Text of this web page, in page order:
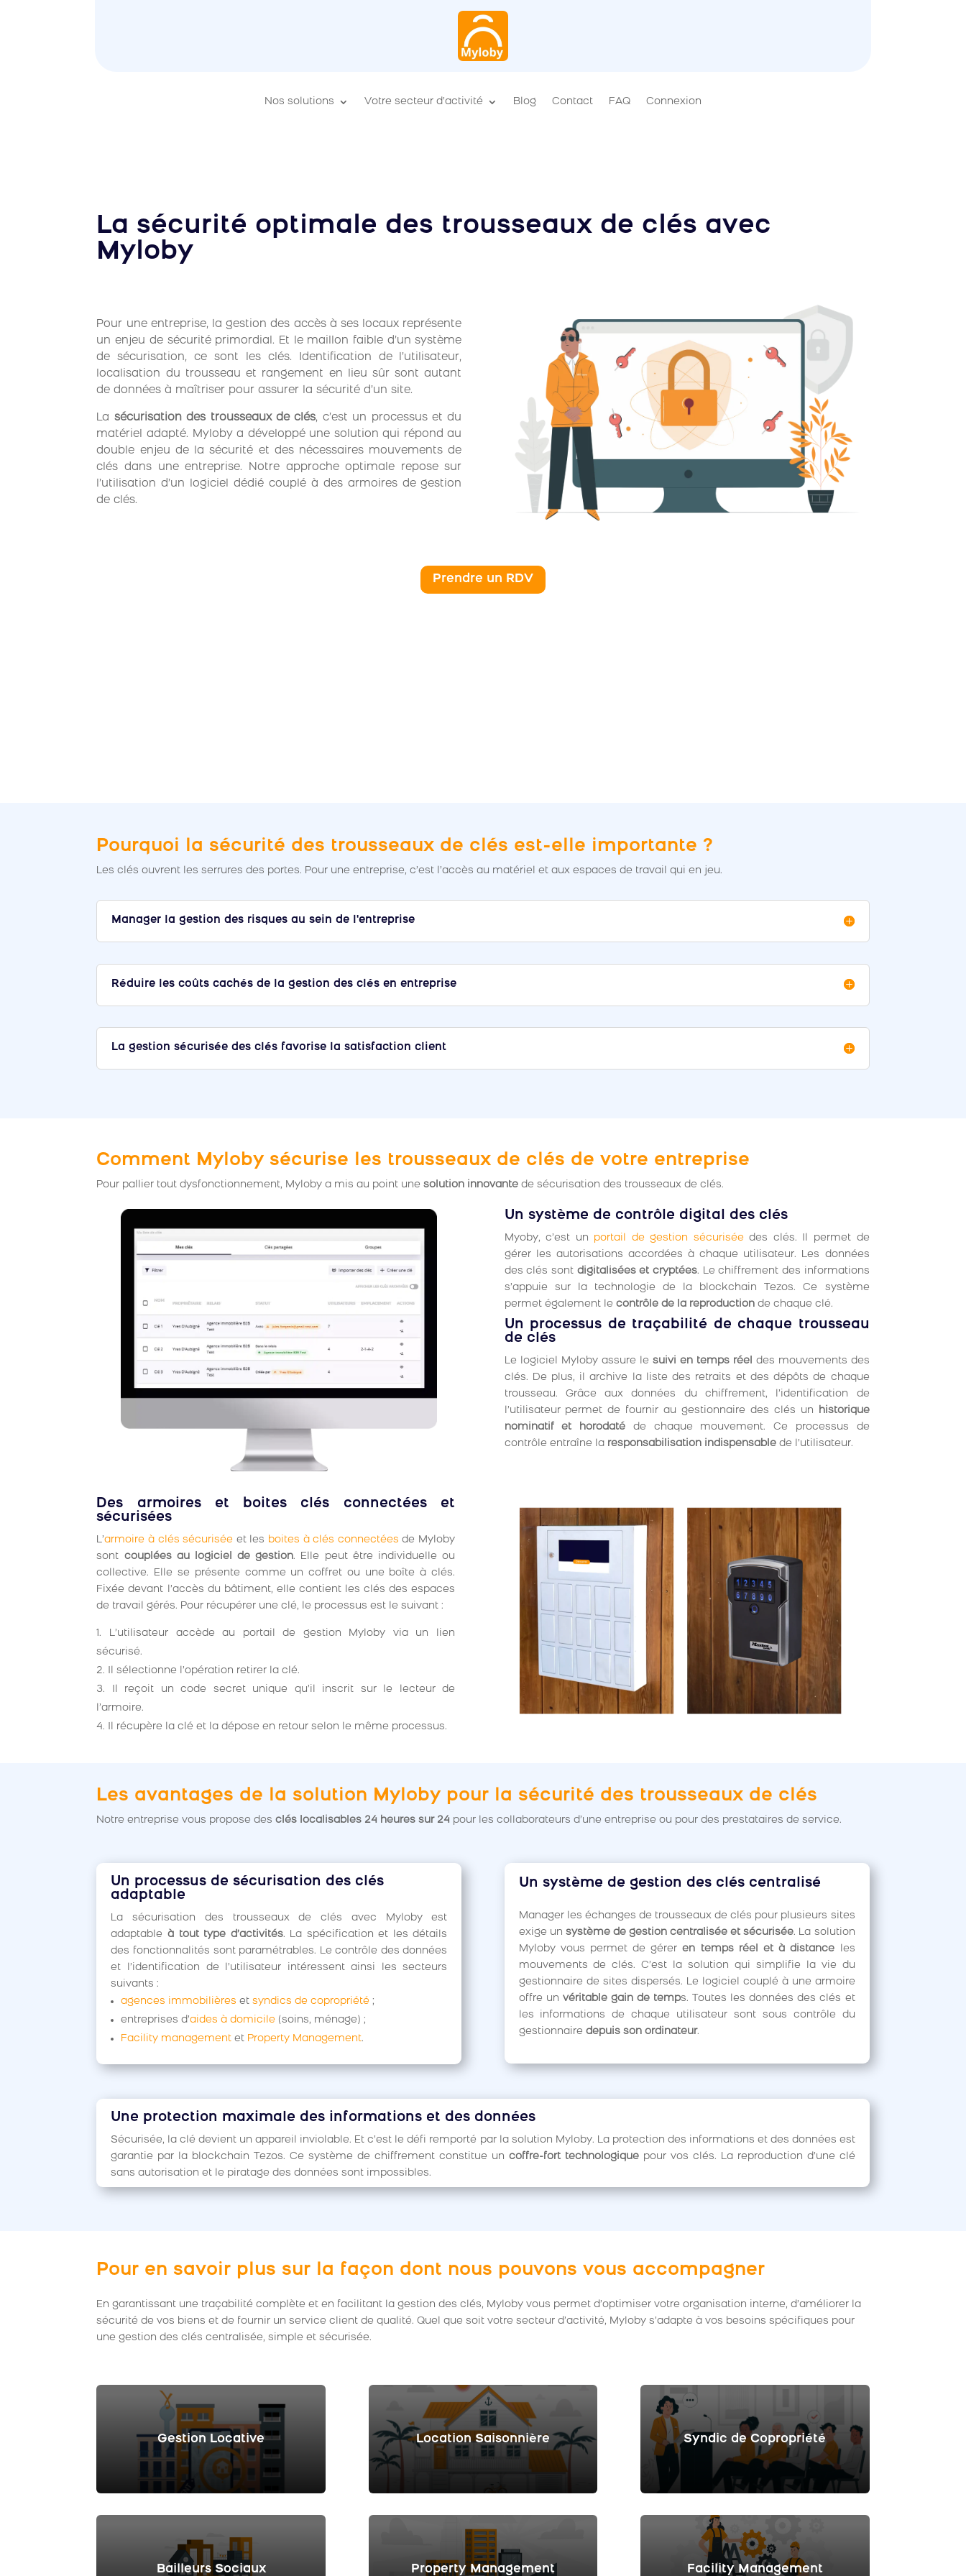
Nos solutions Votre secteur d’activité Blog Contact FAQ Connexion
La sécurité optimale des trousseaux de clés avec
Myloby
Pour une entreprise, la gestion des accès à ses locaux représente
un enjeu de sécurité primordial. Et le maillon faible d’un système
de sécurisation, ce sont les clés. Identification de l’utilisateur,
localisation du trousseau et rangement en lieu sûr sont autant
de données à maîtriser pour assurer la sécurité d’un site.
La sécurisation des trousseaux de clés, c’est un processus et du
matériel adapté. Myloby a développé une solution qui répond au
double enjeu de la sécurité et des nécessaires mouvements de
clés dans une entreprise. Notre approche optimale repose sur
l’utilisation d’un logiciel dédié couplé à des armoires de gestion
de clés.
Prendre un RDV
Pourquoi la sécurité des trousseaux de clés est-elle importante ?
Les clés ouvrent les serrures des portes. Pour une entreprise, c’est l’accès au matériel et aux espaces de travail qui en jeu.
Manager la gestion des risques au sein de l'entreprise
Réduire les coûts cachés de la gestion des clés en entreprise
La gestion sécurisée des clés favorise la satisfaction client
Comment Myloby sécurise les trousseaux de clés de votre entreprise
Pour pallier tout dysfonctionnement, Myloby a mis au point unesolution innovante de sécurisation des trousseaux de clés.
Un système de contrôle digital des clés
Myoby, c’est un portail de gestion sécurisée des clés. Il permet de
gérer les autorisations accordées à chaque utilisateur. Les données
des clés sont digitalisées et cryptées. Le chiffrement des informations
s’appuie sur la technologie de la blockchain Tezos. Ce système
permet également le contrôle de la reproductionde chaque clé.
Un processus de traçabilité de chaque trousseau
de clés
Le logiciel Myloby assure le suivi en temps réel des mouvements des
clés. De plus, il archive la liste des retraits et des dépôts de chaque
trousseau. Grâce aux données du chiffrement, l’identification de
l’utilisateur permet de fournir au gestionnaire des clés un
historique
nominatif et horodaté de chaque mouvement. Ce processus de
contrôle entraîne laresponsabilisation indispensablede l’utilisateur.
Des armoires et boites clés connectées et
sécurisées
L’armoire à clés sécurisée et les boites à clés connectées de Myloby
sont couplées au logiciel de gestion. Elle peut être individuelle ou
collective. Elle se présente comme un coffret ou une boîte à clés.
Fixée devant l’accès du bâtiment, elle contient les clés des espaces
de travail gérés. Pour récupérer une clé, le processus est le suivant :
L’utilisateur accède au portail de gestion Myloby via un lien
sécurisé.
Il sélectionne l’opération retirer la clé.
Il reçoit un code secret unique qu’il inscrit sur le lecteur de
l’armoire.
Il récupère la clé et la dépose en retour selon le même processus.
Les avantages de la solution Myloby pour la sécurité des trousseaux de clés
Notre entreprise vous propose des clés localisables 24 heures sur 24 pour les collaborateurs d’une entreprise ou pour des prestataires de service.
Un processus de sécurisation des clés
adaptable
La sécurisation des trousseaux de clés avec Myloby est
adaptable à tout type d’activités. La spécification et les détails
des fonctionnalités sont paramétrables. Le contrôle des données
et l’identification de l’utilisateur intéressent ainsi les secteurs
suivants :
agences immobilières etsyndics de copropriété ;
entreprises d’aides à domicile (soins, ménage) ;
Facility management et Property Management.
Un système de gestion des clés centralisé
Manager les échanges de trousseaux de clés pour plusieurs sites
exige un système de gestion centralisée et sécurisée. La solution
Myloby vous permet de géreren temps réel et à distance les
mouvements de clés. C’est la solution qui simplifie la vie du
gestionnaire de sites dispersés. Le logiciel couplé à une armoire
offre un véritable gain de temps. Toutes les données des clés et
les informations de chaque utilisateur sont sous contrôle du
gestionnaire depuis son ordinateur.
Une protection maximale des informations et des données
Sécurisée, la clé devient un appareil inviolable. Et c’est le défi remporté par la solution Myloby. La protection des informations et des données est
garantie par la blockchain Tezos. Ce système de chiffrement constitue un coffre-fort technologiquepour vos clés. La reproduction d’une clé
sans autorisation et le piratage des données sont impossibles.
Pour en savoir plus sur la façon dont nous pouvons vous accompagner
En garantissant une traçabilité complète et en facilitant la gestion des clés, Myloby vous permet d’optimiser votre organisation interne, d’améliorer la
sécurité de vos biens et de fournir un service client de qualité. Quel que soit votre secteur d’activité, Myloby s’adapte à vos besoins spécifiques pour
une gestion des clés centralisée, simple et sécurisée.
Gestion Locative
Bailleurs Sociaux
Location Saisonnière
Property Management
Syndic de Copropriété
Facility Management